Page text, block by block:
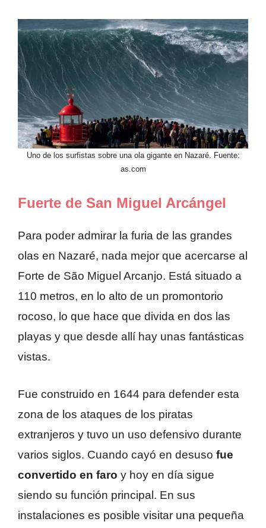
Uno de los surfistas sobre una ola gigante en Nazaré. Fuente:
as.com
Fuerte de San Miguel Arcángel
Para poder admirar la furia de las grandes
olas en Nazaré, nada mejor que acercarse al
Forte de São Miguel Arcanjo. Está situado a
110 metros, en lo alto de un promontorio
rocoso, lo que hace que divida en dos las
playas y que desde allí hay unas fantásticas
vistas.
Fue construido en 1644 para defender esta
zona de los ataques de los piratas
extranjeros y tuvo un uso defensivo durante
varios siglos. Cuando cayó en desuso fue
convertido en faro y hoy en día sigue
siendo su función principal. En sus
instalaciones es posible visitar una pequeña